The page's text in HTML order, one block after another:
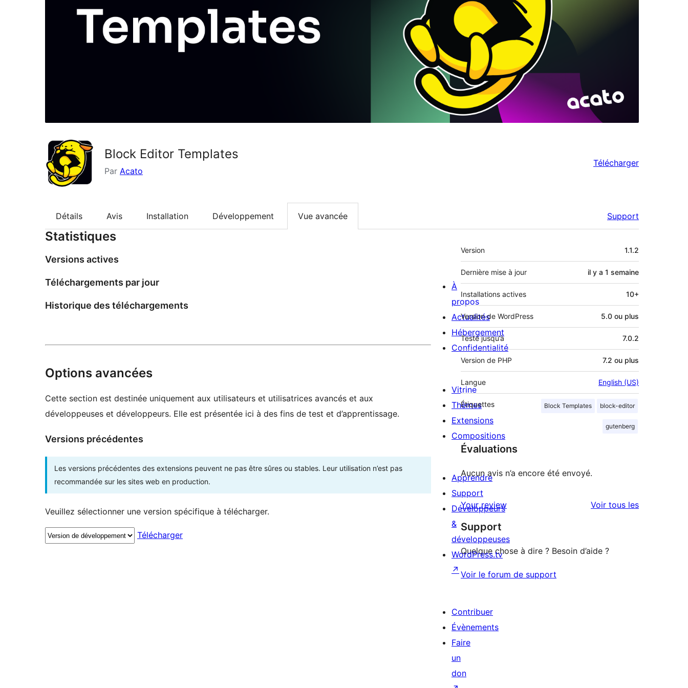
Block Editor Templates
Par Acato
Télécharger
Détails Avis Installation Développement Vue avancée Support
Statistiques
Versions actives
Téléchargements par jour
Historique des téléchargements
Options avancées
Cette section est destinée uniquement aux utilisateurs et utilisatrices avancés et aux
développeuses et développeurs. Elle est présentée ici à des fins de test et d’apprentissage.
Versions précédentes
Les versions précédentes des extensions peuvent ne pas être sûres ou stables. Leur utilisation n’est pas
recommandée sur les sites web en production.
Veuillez sélectionner une version spécifique à télécharger.
Télécharger
Méta
Version 1.1.2
Dernière mise à jour il y a 1 semaine
Installations actives 10+
Version de WordPress 5.0 ou plus
Testé jusqu’à 7.0.2
Version de PHP 7.2 ou plus
Langue English (US)
Étiquettes Block Templates block-editor
gutenberg
Évaluations
Aucun avis n’a encore été envoyé.
Your review Voir tous lesavis
Support
Quelque chose à dire ? Besoin d’aide ?
Voir le forum de support
À
propos
Actualités
Hébergement
Confidentialité
Vitrine
Thèmes
Extensions
Compositions
Apprendre
Support
Développeurs
&
développeuses
WordPress.tv
↗
Contribuer
Évènements
Faire
un
don